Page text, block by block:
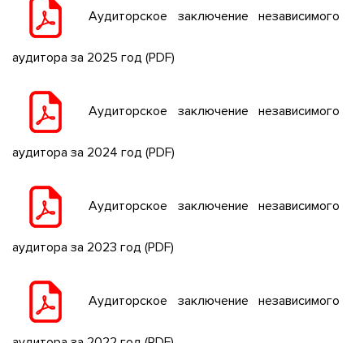
Аудиторское заключение независимого
аудитора за 2025 год (PDF)
Аудиторское заключение независимого
аудитора за 2024 год (PDF)
Аудиторское заключение независимого
аудитора за 2023 год (PDF)
Аудиторское заключение независимого